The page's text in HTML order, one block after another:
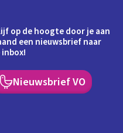
op de hoogte door je aan
een nieuwsbrief naar
Nieuwsbrief VO